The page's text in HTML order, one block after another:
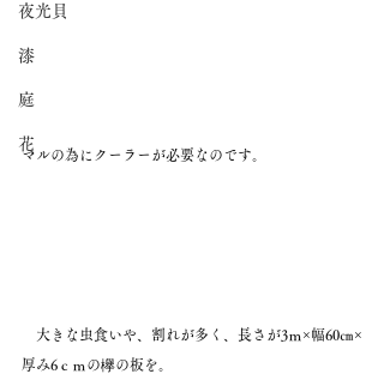
夜光貝
漆
庭
花
マルの為にクーラーが必要なのです。
大きな虫食いや、割れが多く、長さが3ｍ×幅60㎝×
厚み6ｃｍの欅の板を。